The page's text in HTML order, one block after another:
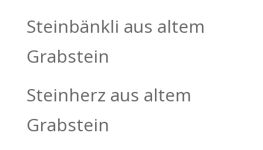
Steinbänkli aus altem
Grabstein
Steinherz aus altem
Grabstein